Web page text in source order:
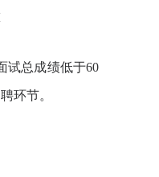
试总成绩低于60
环节。